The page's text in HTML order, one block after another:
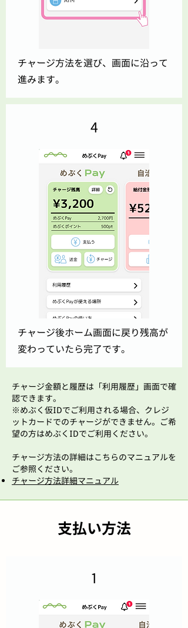
チャージ方法を選び、画面に沿って
進みます。
4
チャージ後ホーム画面に戻り残高が
変わっていたら完了です。
チャージ金額と履歴は「利用履歴」画面で確
認できます。
​※めぶく仮IDでご利用される場合、クレジ
ットカードでのチャージができません。ご希
望の方はめぶくIDでご利用ください。
​チャージ方法の詳細はこちらのマニュアルを
ご参照ください。
​チャージ方法詳細マニュアル
支払い方法
1